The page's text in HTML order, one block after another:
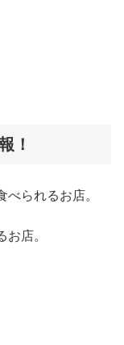
！
べられるお店。
お店。